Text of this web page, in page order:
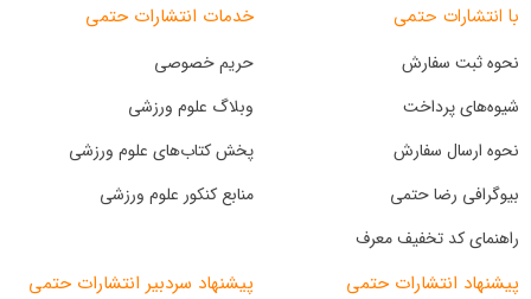
با انتشارات حتمی
نحوه ثبت سفارش
شیوه‌های پرداخت
نحوه ارسال سفارش
بیوگرافی رضا حتمی
راهنمای کد تخفیف معرف
خدمات انتشارات حتمی
حریم خصوصی
وبلاگ علوم ورزشی
پخش کتاب‌های علوم ورزشی
منابع کنکور علوم ورزشی
پیشنهاد انتشارات حتمی پیشنهاد سردبیر انتشارات حتمی